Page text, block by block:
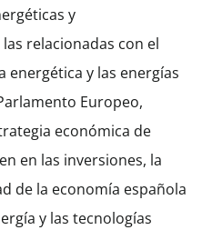
y
relacionadas con el
energética y las energías
Europeo,
económica de
en las inversiones, la
de la economía española
y las tecnologías